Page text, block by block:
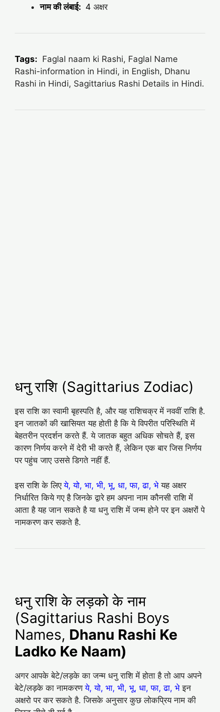
नाम की लंबाई: 4 अक्षर
Tags: Faglal naam ki Rashi, Faglal Name
Rashi-information in Hindi, in English, Dhanu
Rashi in Hindi, Sagittarius Rashi Details in Hindi.
धनु राशि (Sagittarius Zodiac)
इस राशि का स्वामी बृहस्पति है, और यह राशिचक्र में नववीं राशि है.
इन जातकों की खासियत यह होती है कि ये विपरीत परिस्थिति में
बेहतरीन प्रदर्शन करते हैं. ये जातक बहुत अधिक सोचते हैं, इस
कारण निर्णय करने में देरी भी करते हैं, लेकिन एक बार जिस निर्णय
पर पहुंच जाए उससे डिगते नहीं हैं.
इस राशि के लिएये, यो, भा, भी, भू, धा, फा, ढा, भे यह अक्षर
निर्धारित किये गए है जिनके द्वारे हम अपना नाम कौनसी राशि में
आता है यह जान सकते है या धनु राशि में जन्म होने पर इन अक्षरों पे
नामकरण कर सकते है.
धनु राशि के लड़को के नाम
(Sagittarius Rashi Boys
Names, Dhanu Rashi Ke
Ladko Ke Naam)
अगर आपके बेटे/लड़के का जन्म धनु राशि में होता है तो आप अपने
बेटे/लड़के का नामकरणये, यो, भा, भी, भू, धा, फा, ढा, भे इन
अक्षरो पर कर सकते है. जिसके अनुसार कुछ लोकप्रिय नाम की